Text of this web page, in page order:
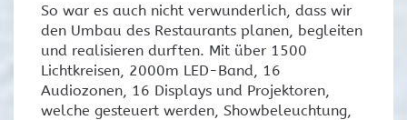
So war es auch nicht verwunderlich, dass wir
den Umbau des Restaurants planen, begleiten
und realisieren durften. Mit über 1500
Lichtkreisen, 2000m LED-Band, 16
Audiozonen, 16 Displays und Projektoren,
welche gesteuert werden, Showbeleuchtung,